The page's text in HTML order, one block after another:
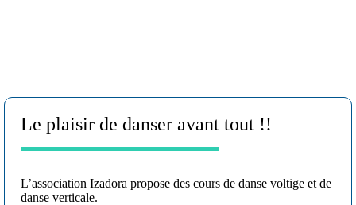
Le plaisir de danser avant tout !!
L’association Izadora propose des cours de danse voltige et de
danse verticale.